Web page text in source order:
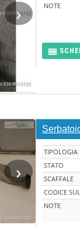
›
NOTE
›
TIPOLOGIA
STATO
SCAFFALE
CODICE
NOTE